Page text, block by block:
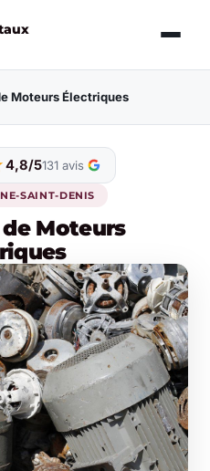
Moteurs Électriques
4,8/5131 avis
SAINT-DENIS
Moteurs